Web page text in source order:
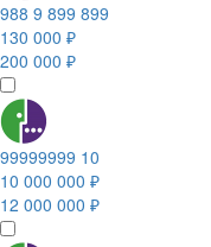
988 9 899 899
130 000 ₽
200 000 ₽
99999999 10
10 000 000 ₽
12 000 000 ₽